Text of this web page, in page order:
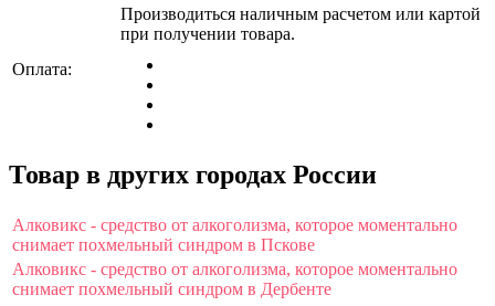
Оплата:
Производиться наличным расчетом или картой
при получении товара.
Товар в других городах России
Алковикс - средство от алкоголизма, которое моментально
снимает похмельный синдром в Пскове
Алковикс - средство от алкоголизма, которое моментально
снимает похмельный синдром в Дербенте